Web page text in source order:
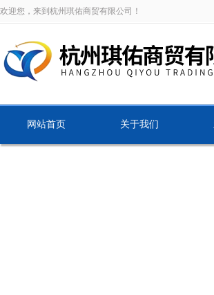
欢迎您，来到杭州琪佑商贸有限公司！
网站首页 关于我们